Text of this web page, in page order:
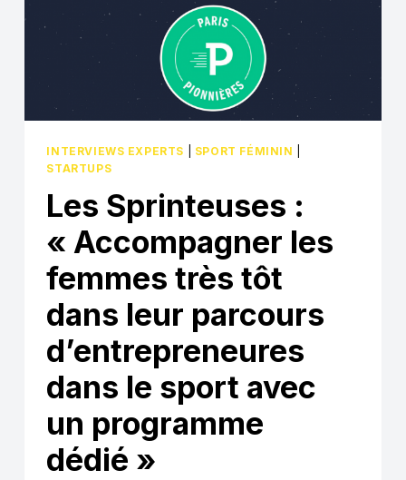
MÉDIAS »
INTERVIEWS EXPERTS SPORT FÉMININ
STARTUPS
Les Sprinteuses :
« Accompagner les
femmes très tôt
dans leur parcours
d’entrepreneures
dans le sport avec
un programme
dédié »